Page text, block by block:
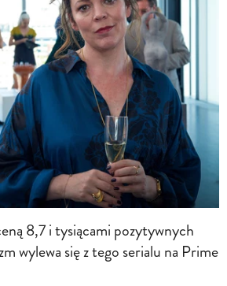
8,7 i tysiącami pozytywnych
wylewa się z tego serialu na Prime